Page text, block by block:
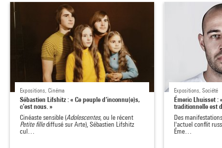
Expositions, Cinéma
Sébastien Lifshitz : « Ce peuple d’inconnu(e)s,
c’est nous. »
Cinéaste sensible (Adolescentes, ou le récent
Petite fillediffusé sur Arte), Sébastien Lifshitz
cul…
Expositions, Société
Émeric Lhuisset :
traditionnelle est
Des
l'actuel conflit
Éme…